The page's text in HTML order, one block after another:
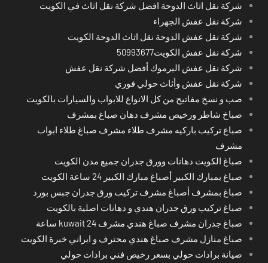
شركة نقل اثاث الدوحة افضل شركة نقل اثاث في الكويت
شركة نقل عفش الجهراء
شركة نقل عفش الدوحة نقل اثاث الدوحة الكويت
شركة نقل عفش الكويت50993677
شركة نقل عفش اليرموك أفضل شركة نقل عفش
شركة نقل عفش وأثاث حولي فوري
صب و نسخ مفاتيح من كل الانواع للابواب والسيارات بالكويت
صباخ شاطر ورخيص مشرف دهان صباغ بمشرف
صباع تركيب باركيه مشرف طلاء مشرف صباغ طلاء ابواب
مشرف
صباغ الكويت دهانات وورق جدران جميع مدن الكويت
صباغ بمبارك الكبير أصباغ مبارك الكبير 24 ساعة الكويت
صباغ بمشرف أصباغ مشرف تركيب ورق جدران جبس بورد
صباغ تركيب ورق جدران هندي و دهانات اصلية بالكويت
صباغ جدران مشرف صباغ هندي مشرف kuwait 24 ساعة
صباغ منازل مشرف صباغ هندي محترف و ايراني خبرة الكويت
صيانة برادات حولي بسعر رخيص فني برادات حولي